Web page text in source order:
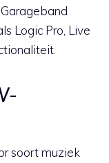
Logic Pro, Live
soort muziek